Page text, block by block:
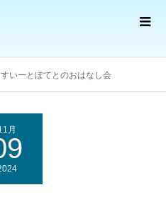
すいーとぽてとのおはなし会
月